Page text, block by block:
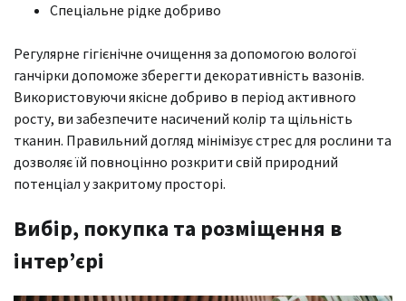
Спеціальне рідке добриво
Регулярне гігієнічне очищення за допомогою вологої
ганчірки допоможе зберегти декоративність вазонів.
Використовуючи якісне добриво в період активного
росту, ви забезпечите насичений колір та щільність
тканин. Правильний догляд мінімізує стрес для рослини та
дозволяє їй повноцінно розкрити свій природний
потенціал у закритому просторі.
Вибір, покупка та розміщення в
інтер’єрі